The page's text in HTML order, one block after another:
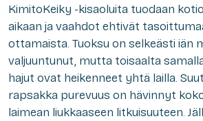
KimitoKeiky -kisaoluita tuodaan
aikaan ja vaahdot ehtivät
ottamaista. Tuoksu on selkeästi iän
valjuuntunut, mutta toisaalta
hajut ovat heikenneet yhtä lailla.
rapsakka purevuus on hävinnyt
laimean liukkaaseen litkuisuuteen.